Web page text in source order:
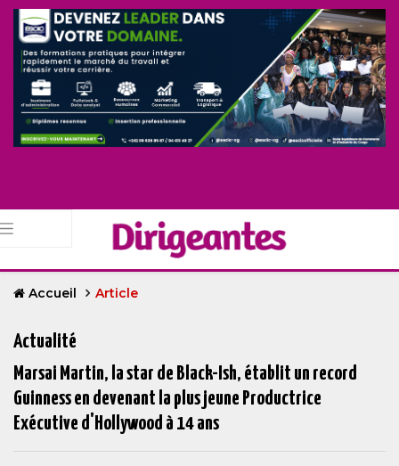
Accueil Article
Actualité
Marsai Martin, la star de Black-Ish, établit un record
Guinness en devenant la plus jeune Productrice
Exécutive d'Hollywood à 14 ans